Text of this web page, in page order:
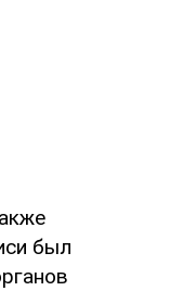
был